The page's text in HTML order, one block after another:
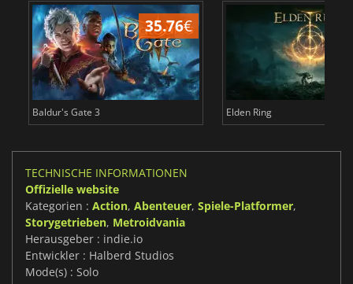
35.76€
Baldur's Gate 3 Elden Ring
TECHNISCHE INFORMATIONEN
Offizielle website
Kategorien : Action, Abenteuer, Spiele-Platformer,
Storygetrieben, Metroidvania
Herausgeber : indie.io
Entwickler : Halberd Studios
Mode(s) : Solo